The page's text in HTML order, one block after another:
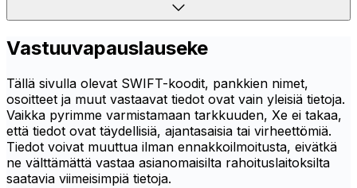
Vastuuvapauslauseke
Tällä sivulla olevat SWIFT-koodit, pankkien nimet,
osoitteet ja muut vastaavat tiedot ovat vain yleisiä tietoja.
Vaikka pyrimme varmistamaan tarkkuuden, Xe ei takaa,
että tiedot ovat täydellisiä, ajantasaisia tai virheettömiä.
Tiedot voivat muuttua ilman ennakkoilmoitusta, eivätkä
ne välttämättä vastaa asianomaisilta rahoituslaitoksilta
saatavia viimeisimpiä tietoja.